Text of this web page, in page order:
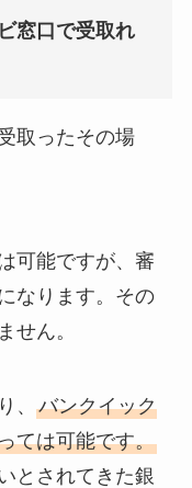
窓口で受取れ
取ったその場
可能ですが、審
なります。その
せん。
、 バンクイック
ては可能です。
とされてきた銀